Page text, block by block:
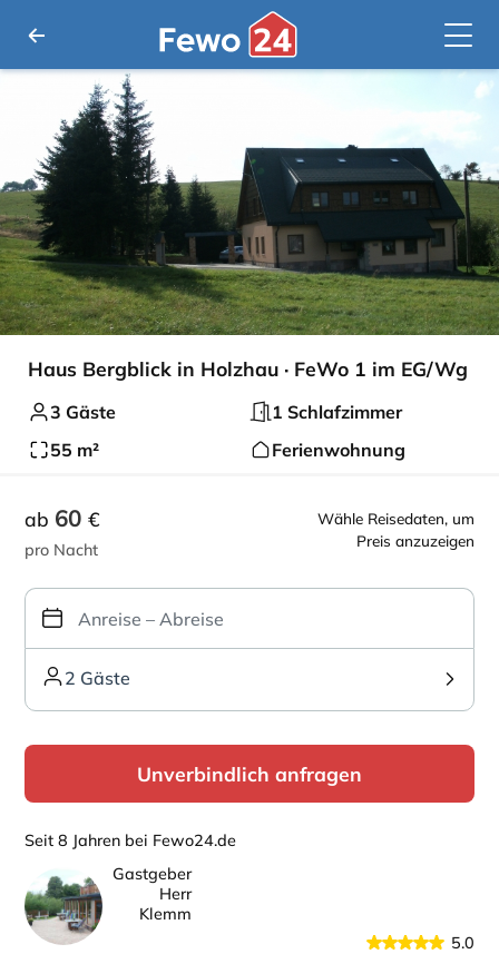
Haus Bergblick in Holzhau · FeWo 1 im EG/Wg
3 Gäste
1 Schlafzimmer
55 m²
Ferienwohnung
Wähle Reisedaten, um
Preis anzuzeigen
ab 60 €
pro Nacht
2 Gäste
Unverbindlich anfragen
Seit 8 Jahren bei Fewo24.de
Gastgeber
Herr
Klemm
5.0